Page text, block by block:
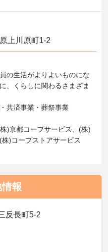
上川原町1-2
の生活がよりよいものにな
、くらしに関わるさまざま
共済事業・葬祭事業
)京都コープサービス、(株)
)コープストアサービス
報
反長町5-2